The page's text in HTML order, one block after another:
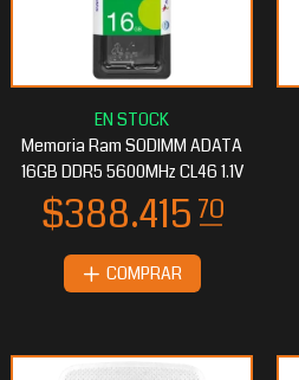
Memoria Ram SODIMM ADATA
16GB DDR5 5600MHz CL46 1.1V
COMPRAR